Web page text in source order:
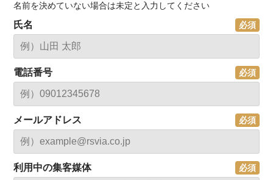
名前を決めていない場合は未定と入力してください
氏名
電話番号
メールアドレス
利用中の集客媒体